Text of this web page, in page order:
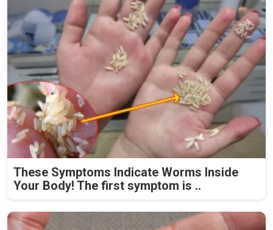
These Symptoms Indicate Worms Inside
Your Body! The first symptom is ..